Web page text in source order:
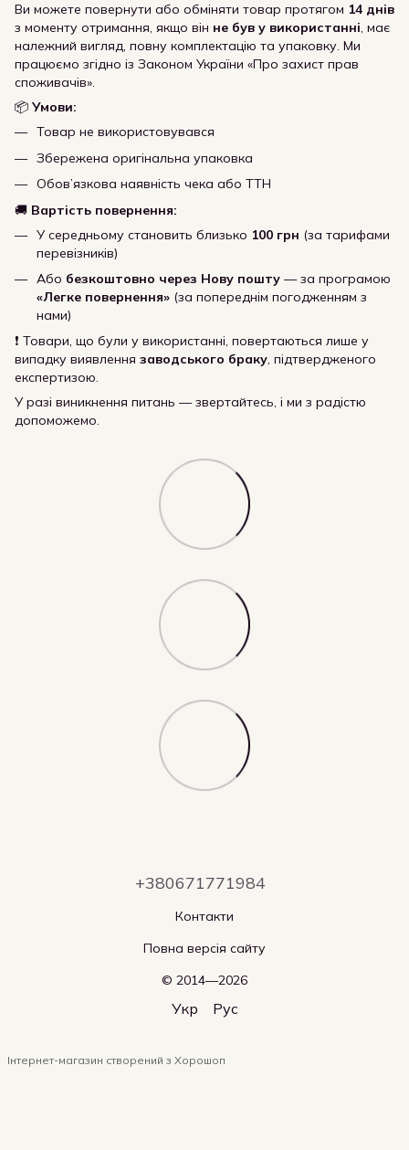
Ви можете повернути або обміняти товар протягом 14 днів
з моменту отримання, якщо він не був у використанні, має
належний вигляд, повну комплектацію та упаковку. Ми
працюємо згідно із Законом України «Про захист прав
споживачів».
📦 Умови:
Товар не використовувався
Збережена оригінальна упаковка
Обов’язкова наявність чека або ТТН
🚚 Вартість повернення:
У середньому становить близько 100 грн (за тарифами
перевізників)
Або безкоштовно через Нову пошту — за програмою
«Легке повернення» (за попереднім погодженням з
нами)
❗ Товари, що були у використанні, повертаються лише у
випадку виявлення заводського браку, підтвердженого
експертизою.
У разі виникнення питань — звертайтесь, і ми з радістю
допоможемо.
+380671771984
Контакти
Повна версія сайту
© 2014—2026
Укр Рус
Інтернет-магазин створений з Хорошоп